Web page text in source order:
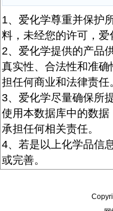
1、爱化学尊重并保护
料，未经您的许可，爱
2、爱化学提供的产品
真实性、合法性和准
担任何商业和法律责任
3、爱化学尽量确保所
使用本数据库中的数
承担任何相关责任。
4、若是以上化学品信
或完善。